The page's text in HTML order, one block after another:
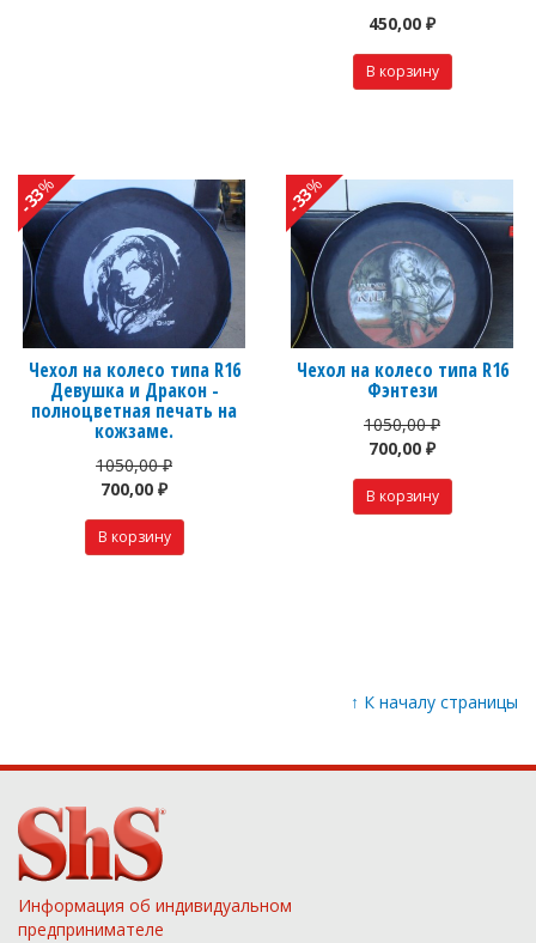
450,00 ₽
-33
%
Чехол на колесо типа R16
Девушка и Дракон -
полноцветная печать на
кожзаме.
1050,00 ₽
700,00 ₽
-33
%
Чехол на колесо типа R16
Фэнтези
1050,00 ₽
700,00 ₽
↑ К началу страницы
Информация об индивидуальном
предпринимателе